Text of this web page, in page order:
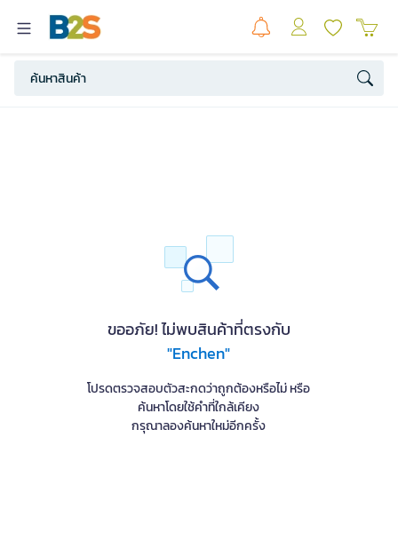
ขออภัย! ไม่พบสินค้าที่ตรงกับ
"Enchen"
โปรดตรวจสอบตัวสะกดว่าถูกต้องหรือไม่ หรือ
ค้นหาโดยใช้คำที่ใกล้เคียง
กรุณาลองค้นหาใหม่อีกครั้ง